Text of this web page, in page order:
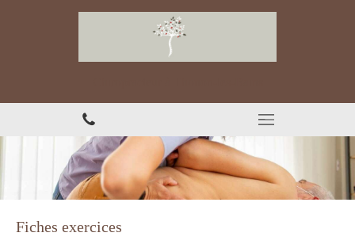
Fiches exercices